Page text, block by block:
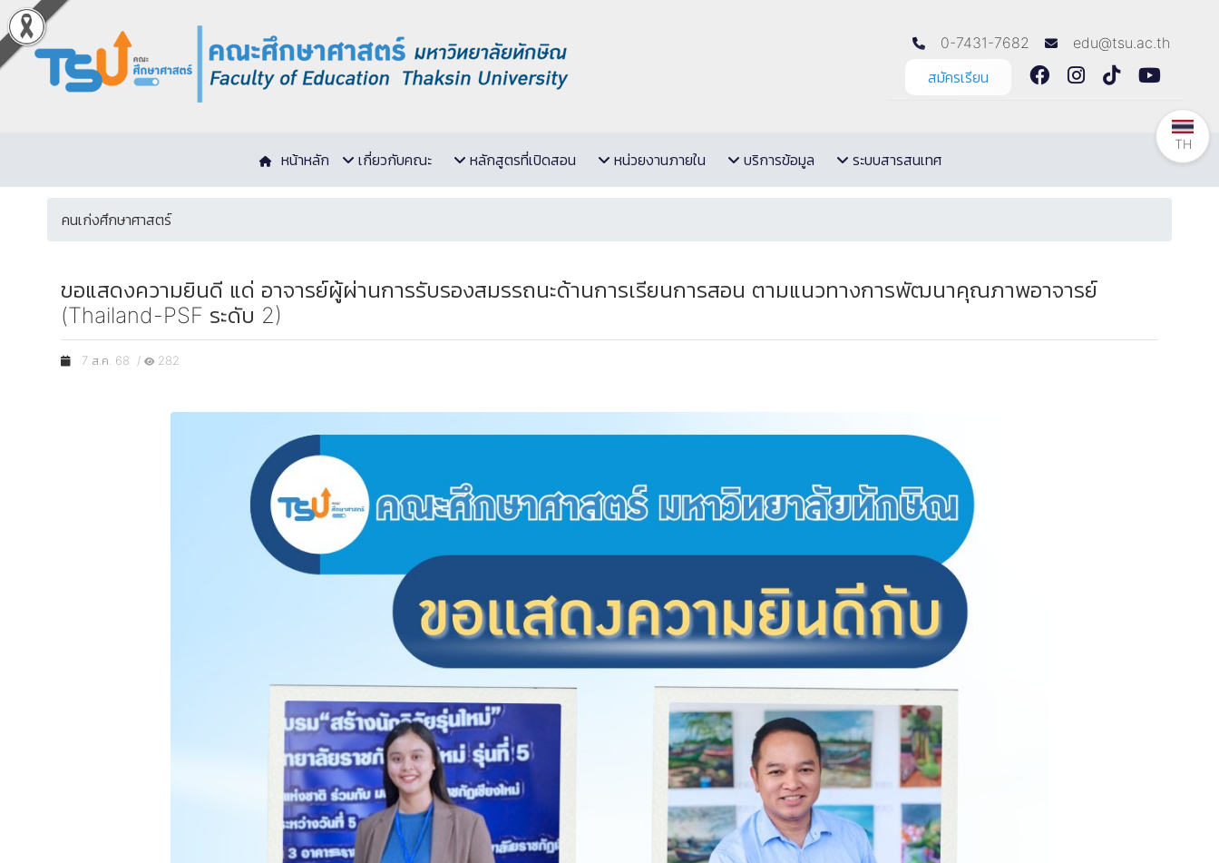
0-7431-7682
edu@tsu.ac.th
สมัครเรียน
หน้าหลัก เกี่ยวกับคณะ หลักสูตรที่เปิดสอน หน่วยงานภายใน บริการข้อมูล ระบบสารสนเทศ
คนเก่งศึกษาศาสตร์
ขอแสดงความยินดี แด่ อาจารย์ผู้ผ่านการรับรองสมรรถนะด้านการเรียนการสอน ตามแนวทางการพัฒนาคุณภาพอาจารย์
(Thailand-PSF ระดับ 2)
7 ส.ค. 68 / 282
TH